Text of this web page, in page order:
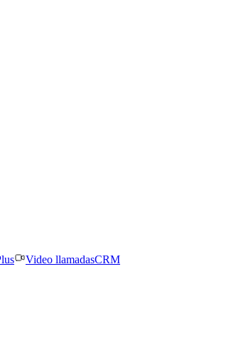
Video llamadasCRM